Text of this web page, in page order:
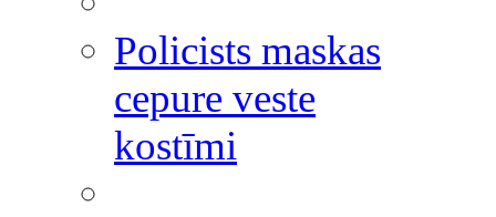
Policists maskas
cepure veste
kostīmi